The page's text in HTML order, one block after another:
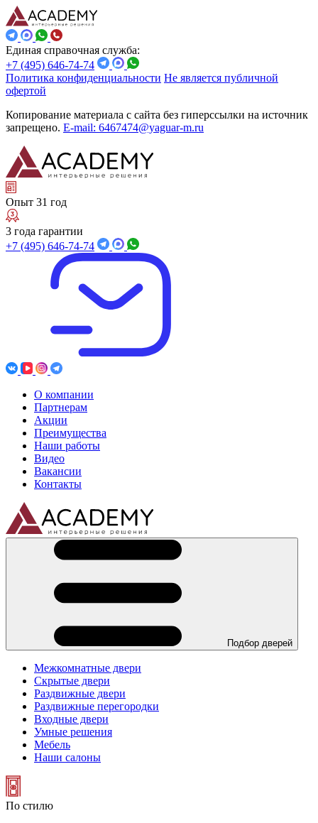
Единая справочная служба:
+7 (495) 646-74-74
Политика конфиденциальности Не является публичной
офертой
Копирование материала с сайта без гиперссылки на источник
запрещено. E-mail: 6467474@yaguar-m.ru
Опыт 31 год
3 года гарантии
+7 (495) 646-74-74
О компании
Партнерам
Акции
Преимущества
Наши работы
Видео
Вакансии
Контакты
Подбор дверей
Межкомнатные двери
Скрытые двери
Раздвижные двери
Раздвижные перегородки
Входные двери
Умные решения
Мебель
Наши салоны
По стилю